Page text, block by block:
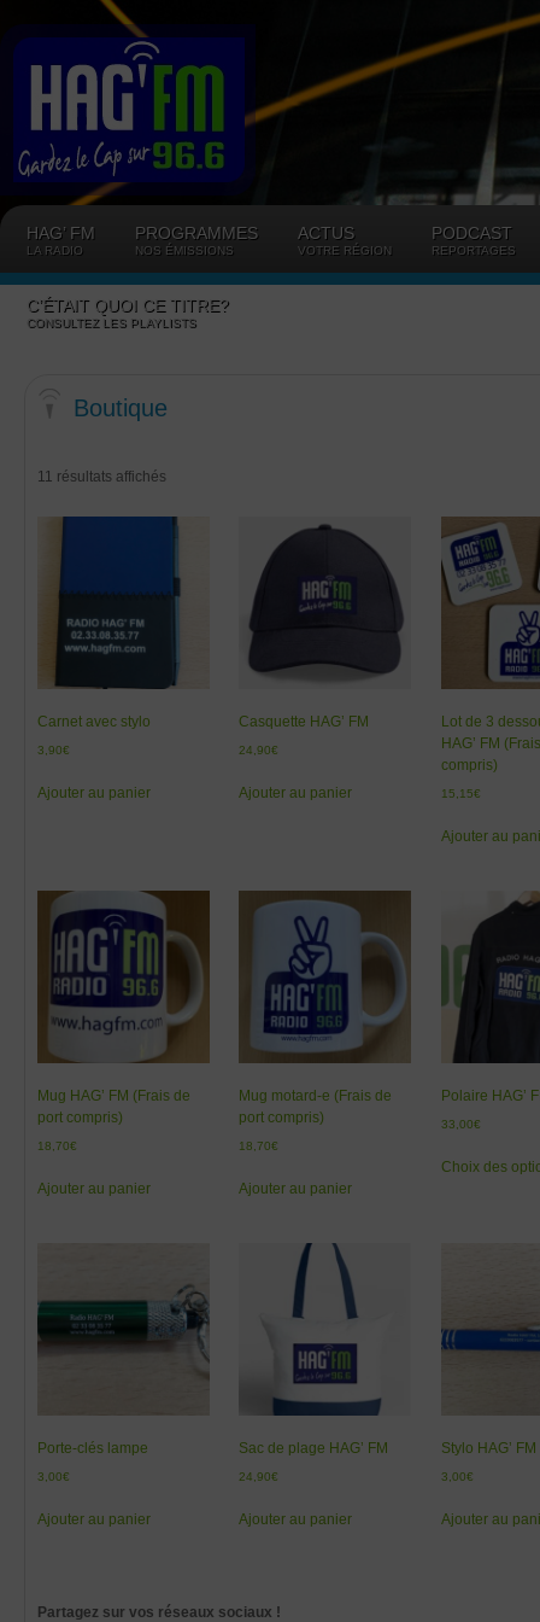
HAG’ FM
LA RADIO
PROGRAMMES
NOS ÉMISSIONS
ACTUS
VOTRE RÉGION
PODCAST
REPORTAGES
C’ÉTAIT QUOI CE TITRE?
CONSULTEZ LES PLAYLISTS
Boutique
11 résultats affichés
Carnet avec stylo
3,90€
Ajouter au panier
Casquette HAG’ FM
24,90€
Ajouter au panier
Lot de 3
HAG’ FM
compris)
15,15€
Ajouter au
Mug HAG’ FM (Frais de
port compris)
18,70€
Ajouter au panier
Mug motard-e (Frais de
port compris)
18,70€
Ajouter au panier
Polaire HAG’
33,00€
Choix des
Porte-clés lampe
3,00€
Ajouter au panier
Sac de plage HAG’ FM
24,90€
Ajouter au panier
Stylo HAG’ FM
3,00€
Ajouter au
Partagez sur vos réseaux sociaux !
Panneau de gestion des cookies